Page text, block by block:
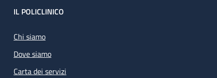
Footer
IL POLICLINICO
Chi siamo
Dove siamo
Carta dei servizi